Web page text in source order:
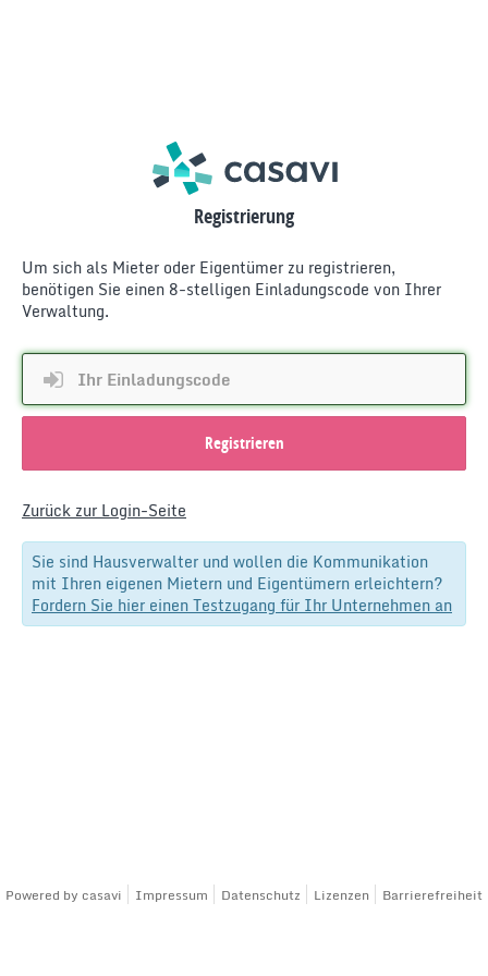
Registrierung
Um sich als Mieter oder Eigentümer zu registrieren,
benötigen Sie einen 8-stelligen Einladungscode von Ihrer
Verwaltung.
Registrieren
Zurück zur Login-Seite
Sie sind Hausverwalter und wollen die Kommunikation
mit Ihren eigenen Mietern und Eigentümern erleichtern?
Fordern Sie hier einen Testzugang für Ihr Unternehmen an
Powered by casavi Impressum Datenschutz Lizenzen Barrierefreiheit